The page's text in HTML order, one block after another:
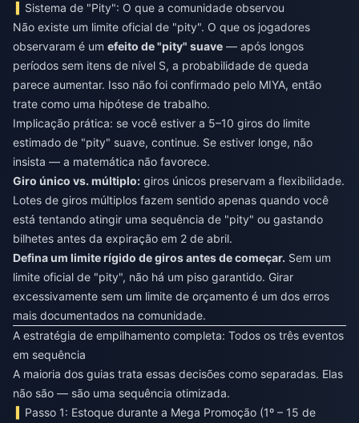
Sistema de "Pity": O que a comunidade observou
Não existe um limite oficial de "pity". O que os jogadores
observaram é um efeito de "pity" suave — após longos
períodos sem itens de nível S, a probabilidade de queda
parece aumentar. Isso não foi confirmado pelo MIYA, então
trate como uma hipótese de trabalho.
Implicação prática: se você estiver a 5–10 giros do limite
estimado de "pity" suave, continue. Se estiver longe, não
insista — a matemática não favorece.
Giro único vs. múltiplo: giros únicos preservam a flexibilidade.
Lotes de giros múltiplos fazem sentido apenas quando você
está tentando atingir uma sequência de "pity" ou gastando
bilhetes antes da expiração em 2 de abril.
Defina um limite rígido de giros antes de começar. Sem um
limite oficial de "pity", não há um piso garantido. Girar
excessivamente sem um limite de orçamento é um dos erros
mais documentados na comunidade.
A estratégia de empilhamento completa: Todos os três eventos
em sequência
A maioria dos guias trata essas decisões como separadas. Elas
não são — são uma sequência otimizada.
Passo 1: Estoque durante a Mega Promoção (1º – 15 de